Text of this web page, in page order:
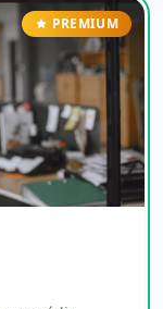
PREMIUM